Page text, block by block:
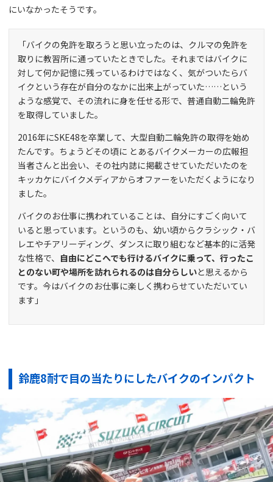
にいなかったそうです。
「バイクの免許を取ろうと思い立ったのは、クルマの免許を
取りに教習所に通っていたときでした。それまではバイクに
対して何か記憶に残っているわけではなく、気がついたらバ
イクという存在が自分のなかに出来上がっていた……という
ような感覚で、その流れに身を任せる形で、普通自動二輪免許
を取得していました。
2016年にSKE48を卒業して、大型自動二輪免許の取得を始め
たんです。ちょうどその頃に とあるバイクメーカーの広報担
当者さんと出会い、その社内誌に掲載させていただいたのを
キッカケにバイクメディアからオファーをいただくようになり
ました。
バイクのお仕事に携われていることは、自分にすごく向いて
いると思っています。というのも、幼い頃からクラシック・バ
レエやチアリーディング、ダンスに取り組むなど基本的に活発
な性格で、 自由にどこへでも行けるバイクに乗って、行ったこ
とのない町や場所を訪れられるのは自分らしいと思えるから
です。今はバイクのお仕事に楽しく携わらせていただいてい
ます」
鈴鹿8耐で目の当たりにしたバイクのインパクト